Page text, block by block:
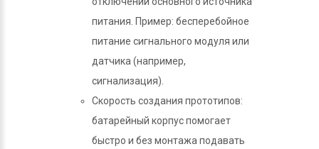
питания. Пример: бесперебойное
питание сигнального модуля или
датчика (например,
сигнализация).
Скорость создания прототипов:
батарейный корпус помогает
быстро и без монтажа подавать